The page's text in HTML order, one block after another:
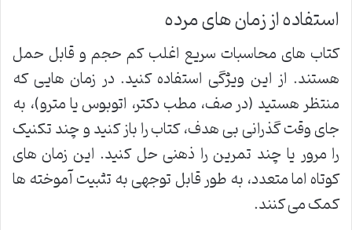
استفاده از زمان های مرده
کتاب های محاسبات سریع اغلب کم حجم و قابل حمل
هستند. از این ویژگی استفاده کنید. در زمان هایی که
منتظر هستید (در صف، مطب دکتر، اتوبوس یا مترو)، به
جای وقت گذرانی بی هدف، کتاب را باز کنید و چند تکنیک
را مرور یا چند تمرین را ذهنی حل کنید. این زمان های
کوتاه اما متعدد، به طور قابل توجهی به تثبیت آموخته ها
کمک می کنند.